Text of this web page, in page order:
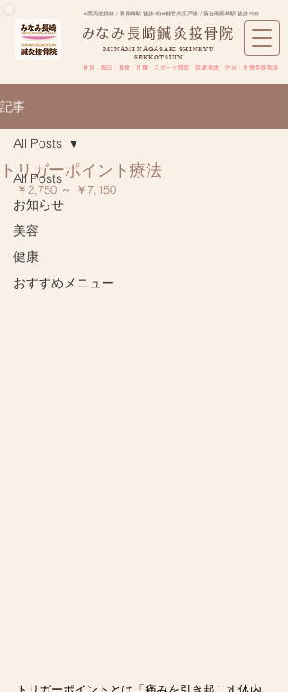
​みなみ長崎鍼灸接骨院
MINAMI NAGASAKI SHINKYU
SEKKOTSUIN
■西武池袋線 / 東長崎駅 徒歩4分■都営大江戸線 / 落合南長崎駅 徒歩10分
骨折・脱臼・捻挫・打撲・スポーツ障害​・交通事故・労災・各種保険取扱
記事
All Posts
お知らせ
美容
健康
おすすめメニュー
All Posts
トリガーポイント療法
￥2,750 ～ ￥7,150